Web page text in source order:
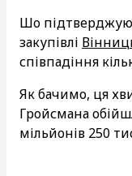
Шо
закупівлі
співпадіння
Як бачимо, ця
Гройсмана
мільйонів 250